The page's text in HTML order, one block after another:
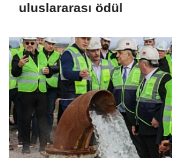
uluslararası ödül